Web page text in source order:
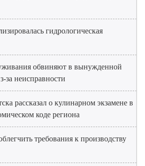
гидрологическая
обвиняют в вынужденной
за неисправности
рассказал о кулинарном экзамене в
коде региона
требования к производству